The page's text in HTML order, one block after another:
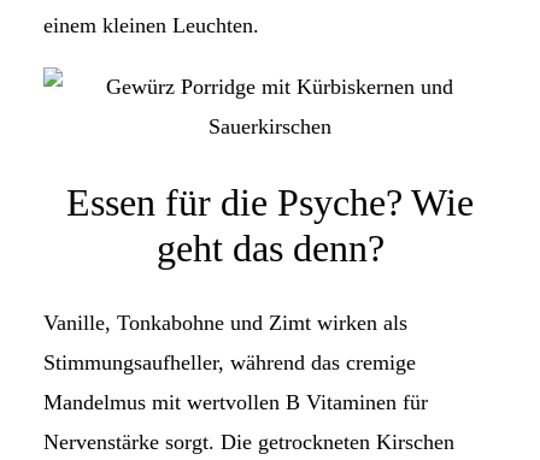
einem kleinen Leuchten.
Essen für die Psyche? Wie
geht das denn?
Vanille, Tonkabohne und Zimt wirken als
Stimmungsaufheller, während das cremige
Mandelmus mit wertvollen B Vitaminen für
Nervenstärke sorgt. Die getrockneten Kirschen